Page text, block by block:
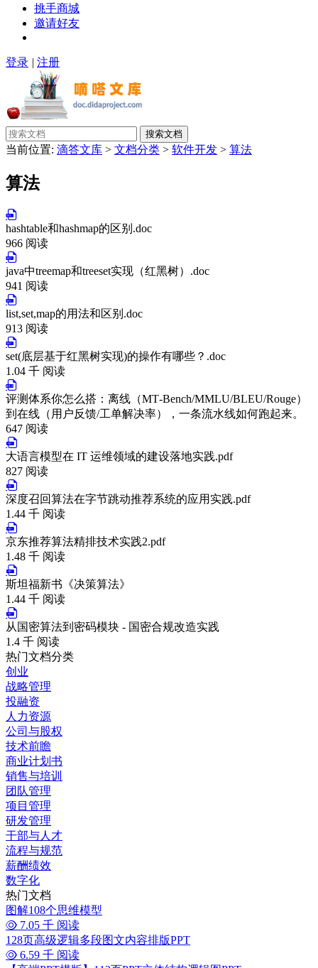
挑手商城
邀请好友
登录 | 注册
搜索文档
当前位置: 滴答文库 > 文档分类 > 软件开发 > 算法
算法
hashtable和hashmap的区别.doc
966 阅读
java中treemap和treeset实现（红黑树）.doc
941 阅读
list,set,map的用法和区别.doc
913 阅读
set(底层基于红黑树实现)的操作有哪些？.doc
1.04 千 阅读
评测体系你怎么搭：离线（MT‑Bench/MMLU/BLEU/Rouge）
到在线（用户反馈/工单解决率），一条流水线如何跑起来。
647 阅读
大语言模型在 IT 运维领域的建设落地实践.pdf
827 阅读
深度召回算法在字节跳动推荐系统的应用实践.pdf
1.44 千 阅读
京东推荐算法精排技术实践2.pdf
1.48 千 阅读
斯坦福新书《决策算法》
1.44 千 阅读
从国密算法到密码模块 - 国密合规改造实践
1.4 千 阅读
热门文档分类
创业
战略管理
投融资
人力资源
公司与股权
技术前瞻
商业计划书
销售与培训
团队管理
项目管理
研发管理
干部与人才
流程与规范
薪酬绩效
数字化
热门文档
图解108个思维模型
7.05 千 阅读
128页高级逻辑多段图文内容排版PPT
6.59 千 阅读